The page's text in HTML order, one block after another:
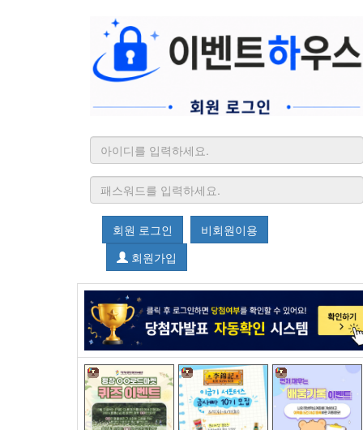
회원 로그인
비회원이용
회원가입